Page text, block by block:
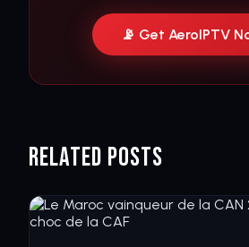
📡 Get AeroIPTV
Related Posts